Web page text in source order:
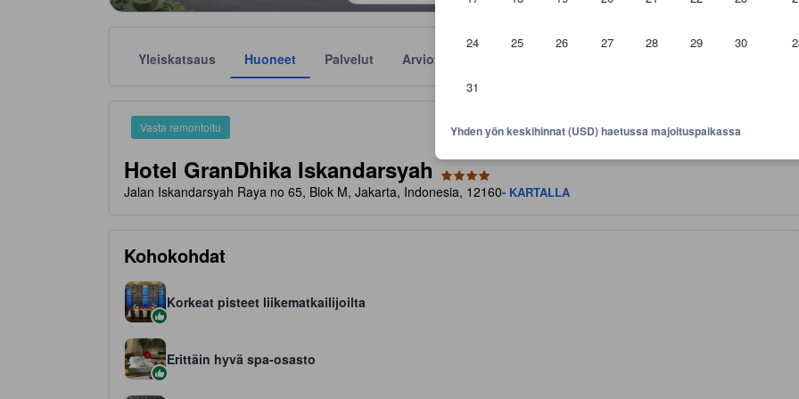
24 25 26 27 28 29 30
31
Yhden yön keskihinnat (USD) haetussa majoituspaikassa
Yleiskatsaus Huoneet Palvelut Arviot
Vasta remontoitu
Hotel GranDhika Iskandarsyah
Jalan Iskandarsyah Raya no 65, Blok M, Jakarta, Indonesia, 12160- KARTALLA
Kohokohdat
Korkeat pisteet liikematkailijoilta
Erittäin hyvä spa-osasto